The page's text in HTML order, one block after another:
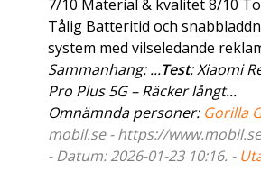
7/10 Material & kvalitet 8/10
Tålig Batteritid och
system med vilseledande
Sammanhang: ...Test: Xiaomi
Pro Plus 5G – Räcker långt...
Omnämnda personer: Gorilla
mobil.se - https://
- Datum: 2026-01-23 10:16. -